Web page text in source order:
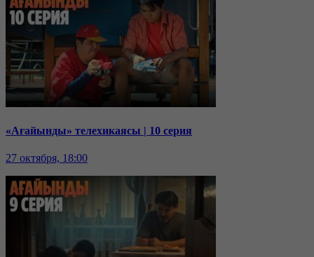
«Ағайынды» телехикаясы | 10 серия
27 октября, 18:00